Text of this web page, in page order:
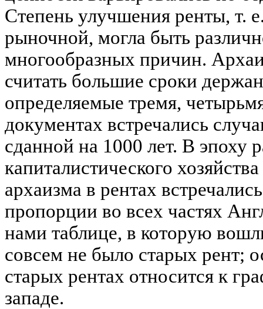
Степень улучшения ренты, т.
рыночной, могла быть
многообразных причин.
считать большие сроки
определяемые тремя,
документах встречались
сданной на 1000 лет. В эпоху
капиталистического
архаизма в рентах
пропорции во всех частях
нами таблице, в которую
совсем не было старых рент;
старых рентах относится к
западе.